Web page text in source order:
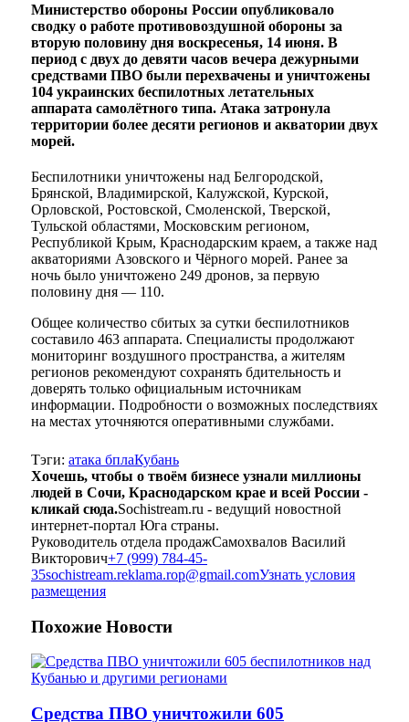
Министерство обороны России опубликовало
сводку о работе противовоздушной обороны за
вторую половину дня воскресенья, 14 июня. В
период с двух до девяти часов вечера дежурными
средствами ПВО были перехвачены и уничтожены
104 украинских беспилотных летательных
аппарата самолётного типа. Атака затронула
территории более десяти регионов и акватории двух
морей.
Беспилотники уничтожены над Белгородской,
Брянской, Владимирской, Калужской, Курской,
Орловской, Ростовской, Смоленской, Тверской,
Тульской областями, Московским регионом,
Республикой Крым, Краснодарским краем, а также над
акваториями Азовского и Чёрного морей. Ранее за
ночь было уничтожено 249 дронов, за первую
половину дня — 110.
Общее количество сбитых за сутки беспилотников
составило 463 аппарата. Специалисты продолжают
мониторинг воздушного пространства, а жителям
регионов рекомендуют сохранять бдительность и
доверять только официальным источникам
информации. Подробности о возможных последствиях
на местах уточняются оперативными службами.
Тэги: атака бплаКубань
Хочешь, чтобы о твоём бизнесе узнали миллионы
людей в Сочи, Краснодарском крае и всей России -
кликай сюда.Sochistream.ru - ведущий новостной
интернет-портал Юга страны.
Руководитель отдела продажСамохвалов Василий
Викторович+7 (999) 784-45-
35sochistream.reklama.rop@gmail.comУзнать условия
размещения
Похожие Новости
Средства ПВО уничтожили 605